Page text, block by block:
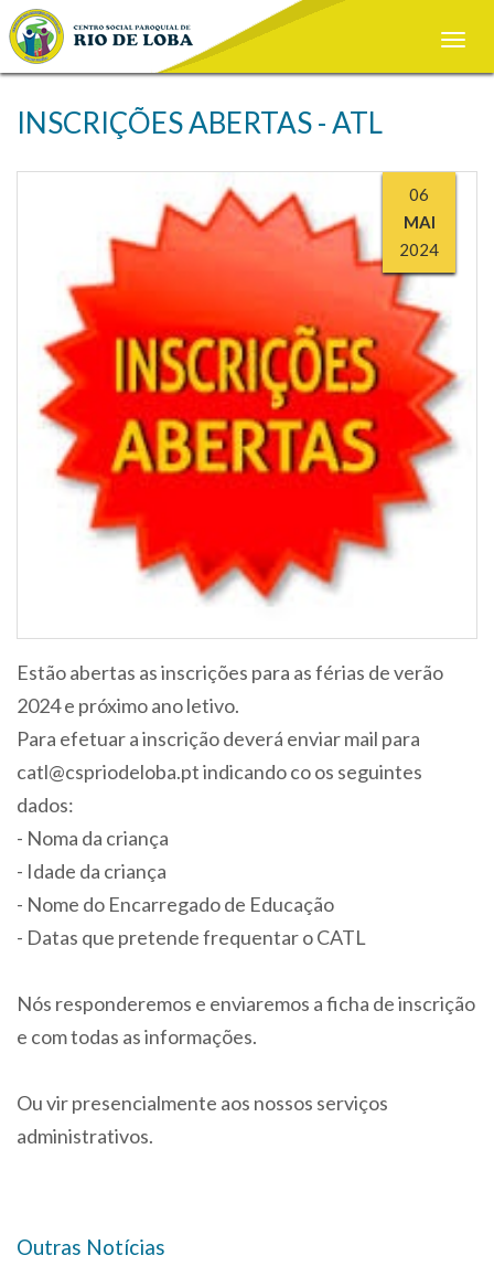
Toggle
INSCRIÇÕES ABERTAS - ATL
06
MAI
2024
Estão abertas as inscrições para as férias de verão
2024 e próximo ano letivo.
Para efetuar a inscrição deverá enviar mail para
catl@cspriodeloba.pt indicando co os seguintes
dados:
- Noma da criança
- Idade da criança
- Nome do Encarregado de Educação
- Datas que pretende frequentar o CATL
Nós responderemos e enviaremos a ficha de inscrição
e com todas as informações.
Ou vir presencialmente aos nossos serviços
administrativos.
Outras Notícias